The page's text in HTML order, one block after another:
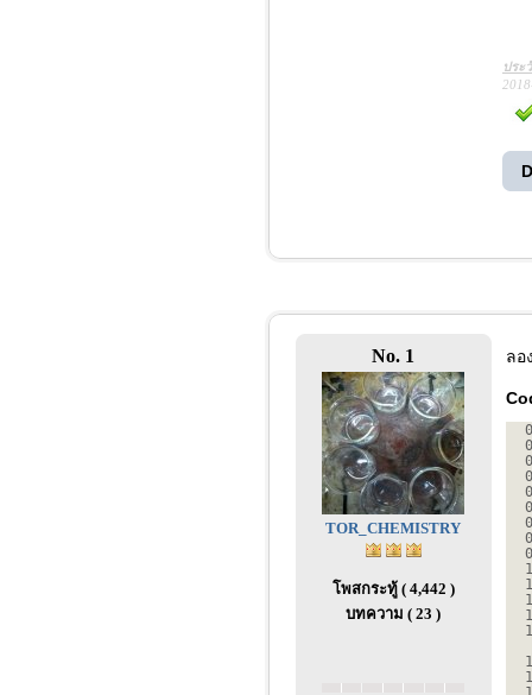
ประ
No. 1
TOR_CHEMISTRY
โพสกระทู้ ( 4,442 )
บทความ ( 23 )
ลอ